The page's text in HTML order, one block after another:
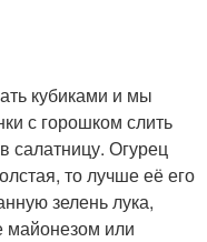
кубиками и мы
с горошком слить
салатницу. Огурец
то лучше её его
зелень лука,
майонезом или